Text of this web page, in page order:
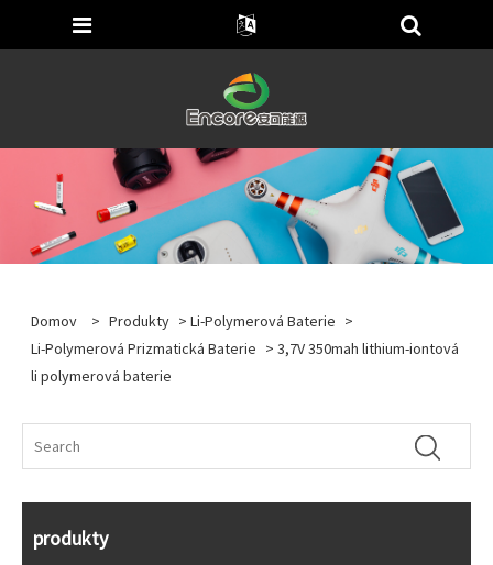
Domov > Produkty >Li-Polymerová Baterie >
Li-Polymerová Prizmatická Baterie > 3,7V 350mah lithium-iontová
li polymerová baterie
produkty